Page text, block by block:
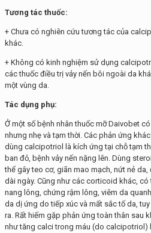
Tương tác thuốc:
+ Chưa có nghiên cứu tương tác của
khác.
+ Không có kinh nghiệm sử dụng
các thuốc điều trị vảy nến bôi ngoài da
một vùng da.
Tác dụng phụ:
Ở một số bệnh nhân thuốc mỡ Daivobet
nhưng nhẹ và tạm thời. Các phản ứng
dùng calcipotriol là kích ứng tại chỗ tạm
ban đỏ, bệnh vảy nến nặng lên. Dùng
thể gây teo cơ, giãn mao mạch, nứt nẻ
dài ngày. Cũng như các corticoid khác, có
nang lông, chứng rậm lông, viêm da
da dị ứng do tiếp xúc và mất sắc tố da,
ra. Rất hiếm gặp phản ứng toàn thân sau
như tăng calci trong máu (do calcipotriol)